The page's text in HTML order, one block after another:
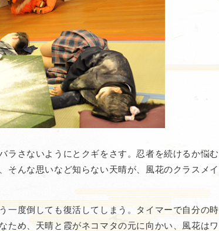
ラさないようにとクギをさす。忍者を続けるか悩む
そんな思いなど知らない天晴が、風花のクラスメイ
一度倒しても復活してしまう。タイマーで自分の時
ため、天晴と霞がネコマタの元に向かい、風花はワ